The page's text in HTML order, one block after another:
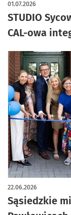
STUDIO
CAL-owa
01.07.2026
Sąsiedzkie
22.06.2026